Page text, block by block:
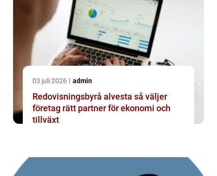
03 juli 2026 admin
Redovisningsbyrå alvesta så väljer
företag rätt partner för ekonomi och
tillväxt